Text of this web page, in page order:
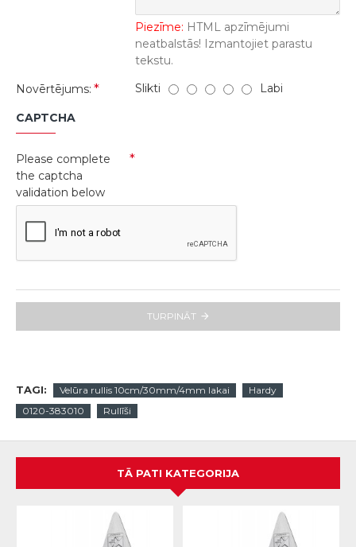
Piezīme: HTML apzīmējumi
neatbalstās! Izmantojiet parastu
tekstu.
Novērtējums:
Slikti Labi
CAPTCHA
Please complete
the captcha
validation below
TURPINĀT
TAGI: Velūra rullis 10cm/30mm/4mm lakai
Hardy
0120-383010
Rullīši
TĀ PATI KATEGORIJA